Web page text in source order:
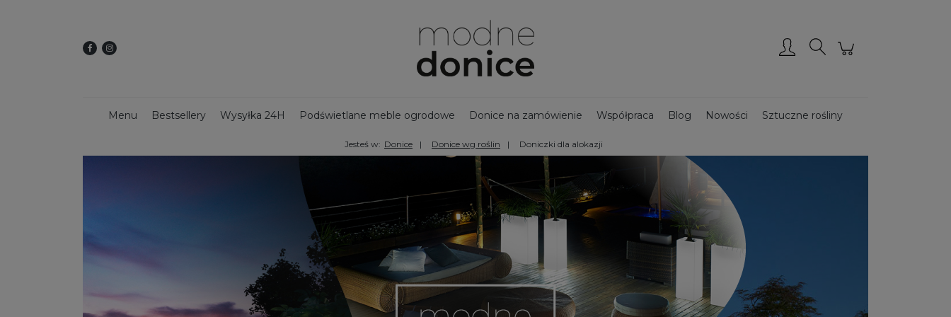
Menu Bestsellery Wysyłka 24H Podświetlane meble ogrodowe Donice na zamówienie Współpraca Blog Nowości Sztuczne rośliny
Dekoracje świąteczne Kwietniki Dekoracyjny zbiornik na deszczówkę Bestsellery - Donice ogrodowe Donice ze stali CORTEN Donice drewniane
Donice na taras Ozdoby ogrodowe Duże donice Nowości Donice podświetlane Donice ogrodowe
Jesteś w: Donice Donice wg roślin Doniczki dla alokazji